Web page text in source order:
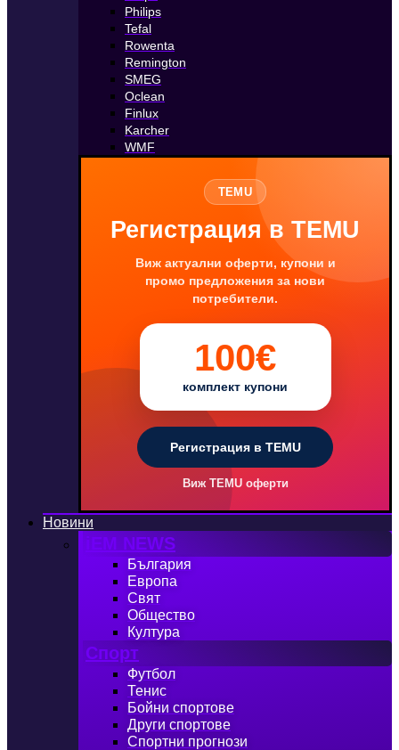
Philips
Tefal
Rowenta
Remington
SMEG
Oclean
Finlux
Karcher
WMF
TEMU
Регистрация в TEMU
Виж актуални оферти, купони и
промо предложения за нови
потребители.
100€
комплект купони
Регистрация в TEMU
Виж TEMU оферти
Новини
iEM NEWS
България
Европа
Свят
Общество
Култура
Спорт
Футбол
Тенис
Бойни спортове
Други спортове
Спортни прогнози